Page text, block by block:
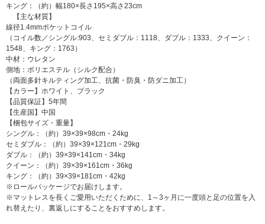
キング：（約）幅180×長さ195×高さ23cm
【主な材質】
線径1.4mmポケットコイル
（コイル数／シングル:903、セミダブル：1118、ダブル：1333、クイーン：
1548、キング：1763）
中材：ウレタン
側地：ポリエステル（シルク配合）
（両面多針キルティング加工、抗菌・防臭・防ダニ加工）
【カラー】ホワイト、ブラック
【品質保証】5年間
【生産国】中国
【梱包サイズ・重量】
シングル：（約）39×39×98cm・24kg
セミダブル：（約）39×39×121cm・29kg
ダブル：（約）39×39×141cm・34kg
クイーン：（約）39×39×161cm・36kg
キング：（約）39×39×181cm・42kg
※ロールパッケージでお届けします。
※マットレスを長くご愛用いただくために、1～3ヶ月に一度頭と足の位置を入
れ替えたり、裏返しにすることをおすすめします。